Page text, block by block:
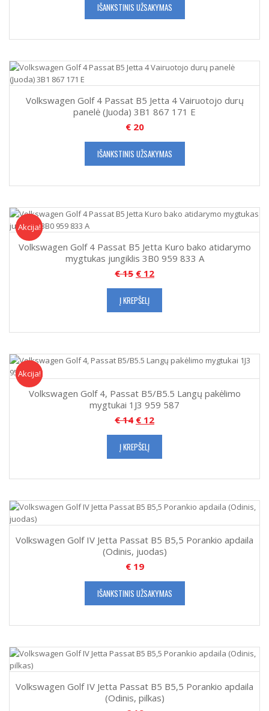
IŠANKSTINIS UŽSAKYMAS
Volkswagen Golf 4 Passat B5 Jetta 4 Vairuotojo durų
panelė (Juoda) 3B1 867 171 E
€20
IŠANKSTINIS UŽSAKYMAS
Akcija
Akcija!
Volkswagen Golf 4 Passat B5 Jetta Kuro bako atidarymo
mygtukas jungiklis 3B0 959 833 A
€15 € 12
Į KREPŠELĮ
Akcija
Akcija!
Volkswagen Golf 4, Passat B5/B5.5 Langų pakėlimo
mygtukai 1J3 959 587
€14 € 12
Į KREPŠELĮ
Volkswagen Golf IV Jetta Passat B5 B5,5 Porankio apdaila
(Odinis, juodas)
€19
IŠANKSTINIS UŽSAKYMAS
Volkswagen Golf IV Jetta Passat B5 B5,5 Porankio apdaila
(Odinis, pilkas)